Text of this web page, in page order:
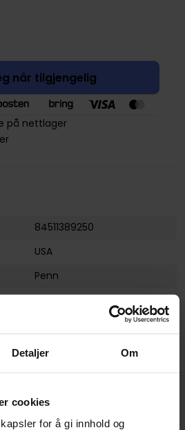
Detaljer Om
cookies
for å gi innhold og
når tilgjengelig
på nettlager
84511389250
USA
Penn
Sakura Gelly Roll
Sakura